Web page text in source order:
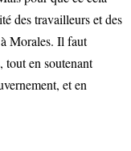
des travailleurs et des
Morales. Il faut
tout en soutenant
et en